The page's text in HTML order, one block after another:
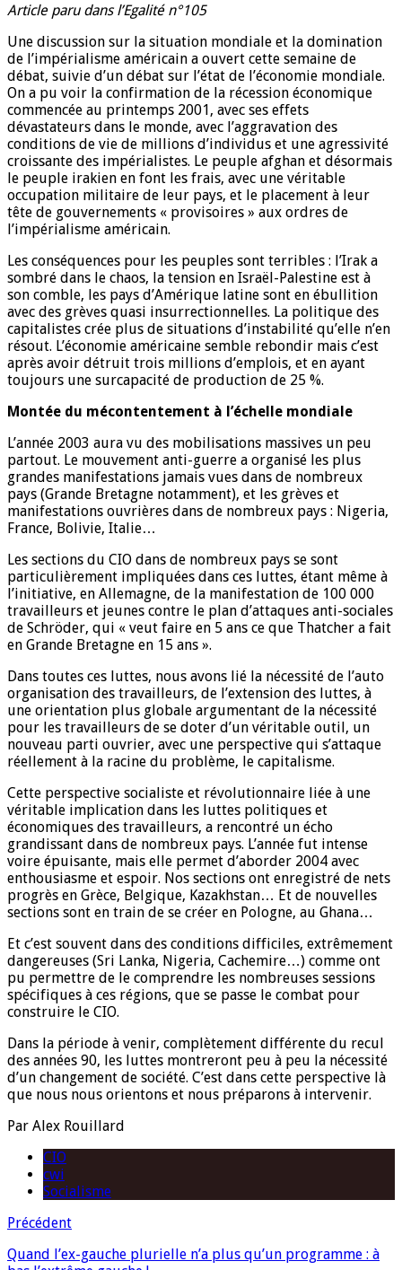
Article paru dans l’Egalité n°105
Une discussion sur la situation mondiale et la domination
de l’impérialisme américain a ouvert cette semaine de
débat, suivie d’un débat sur l’état de l’économie mondiale.
On a pu voir la confirmation de la récession économique
commencée au printemps 2001, avec ses effets
dévastateurs dans le monde, avec l’aggravation des
conditions de vie de millions d’individus et une agressivité
croissante des impérialistes. Le peuple afghan et désormais
le peuple irakien en font les frais, avec une véritable
occupation militaire de leur pays, et le placement à leur
tête de gouvernements « provisoires » aux ordres de
l’impérialisme américain.
Les conséquences pour les peuples sont terribles : l’Irak a
sombré dans le chaos, la tension en Israël-Palestine est à
son comble, les pays d’Amérique latine sont en ébullition
avec des grèves quasi insurrectionnelles. La politique des
capitalistes crée plus de situations d’instabilité qu’elle n’en
résout. L’économie américaine semble rebondir mais c’est
après avoir détruit trois millions d’emplois, et en ayant
toujours une surcapacité de production de 25 %.
Montée du mécontentement à l’échelle mondiale
L’année 2003 aura vu des mobilisations massives un peu
partout. Le mouvement anti-guerre a organisé les plus
grandes manifestations jamais vues dans de nombreux
pays (Grande Bretagne notamment), et les grèves et
manifestations ouvrières dans de nombreux pays : Nigeria,
France, Bolivie, Italie…
Les sections du CIO dans de nombreux pays se sont
particulièrement impliquées dans ces luttes, étant même à
l’initiative, en Allemagne, de la manifestation de 100 000
travailleurs et jeunes contre le plan d’attaques anti-sociales
de Schröder, qui « veut faire en 5 ans ce que Thatcher a fait
en Grande Bretagne en 15 ans ».
Dans toutes ces luttes, nous avons lié la nécessité de l’auto
organisation des travailleurs, de l’extension des luttes, à
une orientation plus globale argumentant de la nécessité
pour les travailleurs de se doter d’un véritable outil, un
nouveau parti ouvrier, avec une perspective qui s’attaque
réellement à la racine du problème, le capitalisme.
Cette perspective socialiste et révolutionnaire liée à une
véritable implication dans les luttes politiques et
économiques des travailleurs, a rencontré un écho
grandissant dans de nombreux pays. L’année fut intense
voire épuisante, mais elle permet d’aborder 2004 avec
enthousiasme et espoir. Nos sections ont enregistré de nets
progrès en Grèce, Belgique, Kazakhstan… Et de nouvelles
sections sont en train de se créer en Pologne, au Ghana…
Et c’est souvent dans des conditions difficiles, extrêmement
dangereuses (Sri Lanka, Nigeria, Cachemire…) comme ont
pu permettre de le comprendre les nombreuses sessions
spécifiques à ces régions, que se passe le combat pour
construire le CIO.
Dans la période à venir, complètement différente du recul
des années 90, les luttes montreront peu à peu la nécessité
d’un changement de société. C’est dans cette perspective là
que nous nous orientons et nous préparons à intervenir.
Par Alex Rouillard
CIO
cwi
Socialisme
Précédent
Quand l’ex-gauche plurielle n’a plus qu’un programme : à